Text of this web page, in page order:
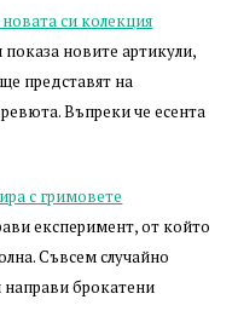
си колекция
новите артикули,
представят на
Въпреки че есента
с гримовете
експеримент, от който
Съвсем случайно
направи брокатени